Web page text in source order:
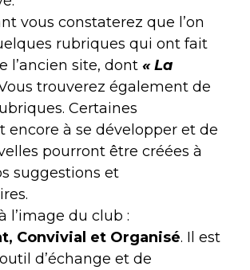
vous constaterez que l’on
rubriques qui ont fait
l’ancien site, dont « La
trouverez également de
Certaines
encore à se développer et de
pourront être créées à
suggestions et
l’image du club :
Convivial et Organisé. Il est
d’échange et de